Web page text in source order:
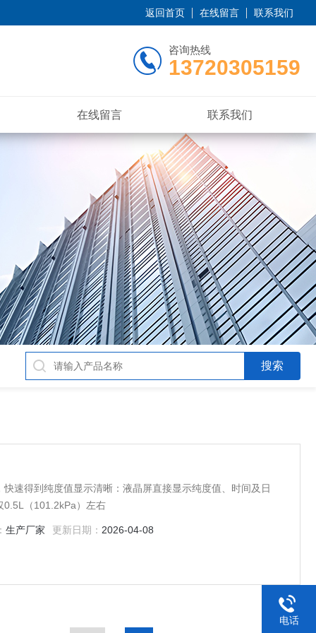
返回首页 在线留言 联系我们
咨询热线
13720305159
在线留言 联系我们
速得到纯度值显示清晰：液晶屏直接显示纯度值、时间及日
0.5L（101.2kPa）左右
生产厂家 更新日期： 2026-04-08
电话